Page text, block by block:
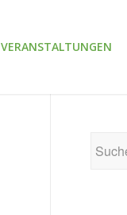
VERANSTALTUNGEN